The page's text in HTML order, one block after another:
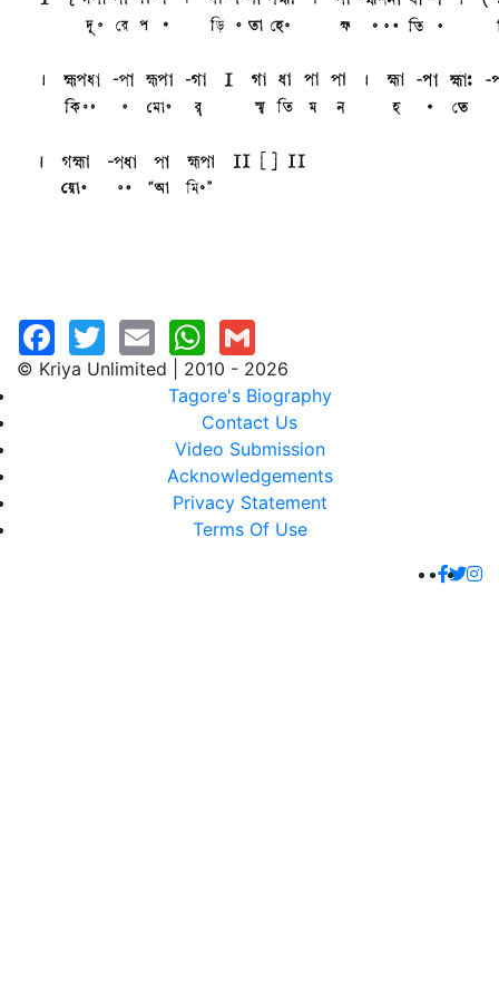
© Kriya Unlimited | 2010 - 2026
Tagore's Biography
Contact Us
Video Submission
Acknowledgements
Privacy Statement
Terms Of Use